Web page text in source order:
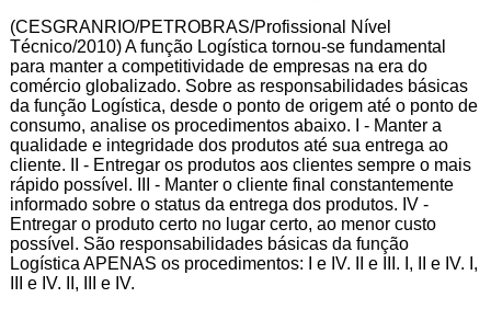
(CESGRANRIO/PETROBRAS/Profissional Nível
Técnico/2010) A função Logística tornou-se fundamental
para manter a competitividade de empresas na era do
comércio globalizado. Sobre as responsabilidades básicas
da função Logística, desde o ponto de origem até o ponto de
consumo, analise os procedimentos abaixo. I - Manter a
qualidade e integridade dos produtos até sua entrega ao
cliente. II - Entregar os produtos aos clientes sempre o mais
rápido possível. III - Manter o cliente final constantemente
informado sobre o status da entrega dos produtos. IV -
Entregar o produto certo no lugar certo, ao menor custo
possível. São responsabilidades básicas da função
Logística APENAS os procedimentos: I e IV. II e III. I, II e IV. I,
III e IV. II, III e IV.